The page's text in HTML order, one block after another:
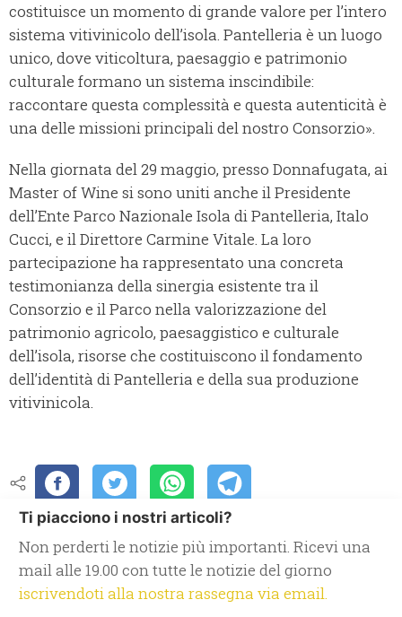
costituisce un momento di grande valore per l’intero
sistema vitivinicolo dell’isola. Pantelleria è un luogo
unico, dove viticoltura, paesaggio e patrimonio
culturale formano un sistema inscindibile:
raccontare questa complessità e questa autenticità è
una delle missioni principali del nostro Consorzio».
Nella giornata del 29 maggio, presso Donnafugata, ai
Master of Wine si sono uniti anche il Presidente
dell’Ente Parco Nazionale Isola di Pantelleria, Italo
Cucci, e il Direttore Carmine Vitale. La loro
partecipazione ha rappresentato una concreta
testimonianza della sinergia esistente tra il
Consorzio e il Parco nella valorizzazione del
patrimonio agricolo, paesaggistico e culturale
dell’isola, risorse che costituiscono il fondamento
dell’identità di Pantelleria e della sua produzione
vitivinicola.
Ti piacciono i nostri articoli?
Non perderti le notizie più importanti. Ricevi una
mail alle 19.00 con tutte le notizie del giorno
iscrivendoti alla nostra rassegna via email.